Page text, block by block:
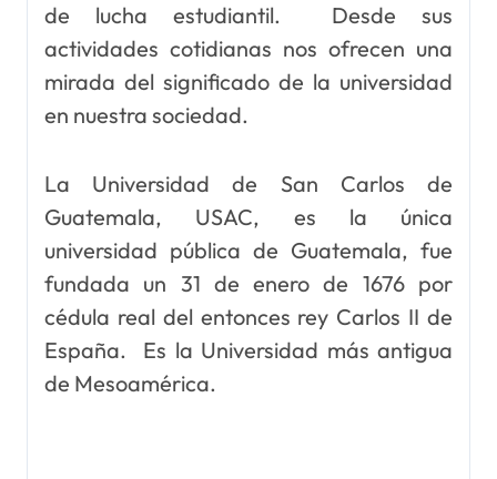
de lucha estudiantil. Desde sus
actividades cotidianas nos ofrecen una
mirada del significado de la universidad
en nuestra sociedad.
La Universidad de San Carlos de
Guatemala, USAC, es la única
universidad pública de Guatemala, fue
fundada un 31 de enero de 1676 por
cédula real del entonces rey Carlos II de
España. Es la Universidad más antigua
de Mesoamérica.